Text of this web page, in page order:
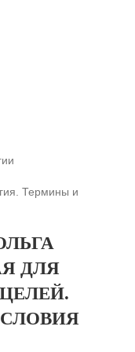
Термины и
ДЛЯ